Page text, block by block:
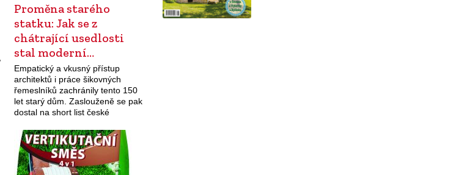
Proměna starého
statku: Jak se z
chátrající usedlosti
stal moderní…
Empatický a vkusný přístup
architektů i práce šikovných
řemeslníků zachránily tento 150
let starý dům. Zaslouženě se pak
dostal na short list české
Architektů.